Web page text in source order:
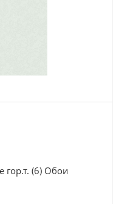
гор.т. (6) Обои